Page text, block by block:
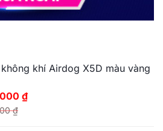
khí Airdog X5D màu vàng
₫
₫